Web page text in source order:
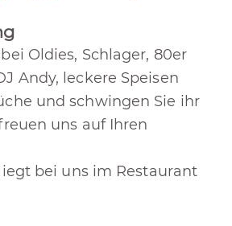
Oldies, Schlager, 80er
Andy, leckere Speisen
und schwingen Sie ihr
uns auf Ihren
bei uns im Restaurant